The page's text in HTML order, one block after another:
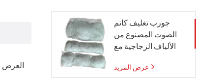
جورب تغليف كاتم
الصوت المصنوع من
الألياف الزجاجية مع
المنسوج
عرض المزيد